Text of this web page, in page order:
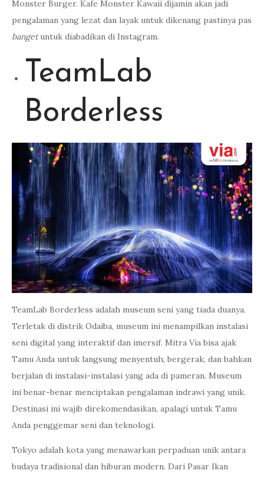
Monster Burger. Kafe Monster Kawaii dijamin akan jadi
pengalaman yang lezat dan layak untuk dikenang pastinya pas
bangetuntuk diabadikan di Instagram.
TeamLab
Borderless
TeamLab Borderless adalah museum seni yang tiada duanya.
Terletak di distrik Odaiba, museum ini menampilkan instalasi
seni digital yang interaktif dan imersif. Mitra Via bisa ajak
Tamu Anda untuk langsung menyentuh, bergerak, dan bahkan
berjalan di instalasi-instalasi yang ada di pameran. Museum
ini benar-benar menciptakan pengalaman indrawi yang unik.
Destinasi ini wajib direkomendasikan, apalagi untuk Tamu
Anda penggemar seni dan teknologi.
Tokyo adalah kota yang menawarkan perpaduan unik antara
budaya tradisional dan hiburan modern. Dari Pasar Ikan